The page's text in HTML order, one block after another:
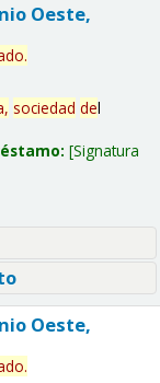
Oeste,
.
sociedad del
Signatura
Oeste,
.